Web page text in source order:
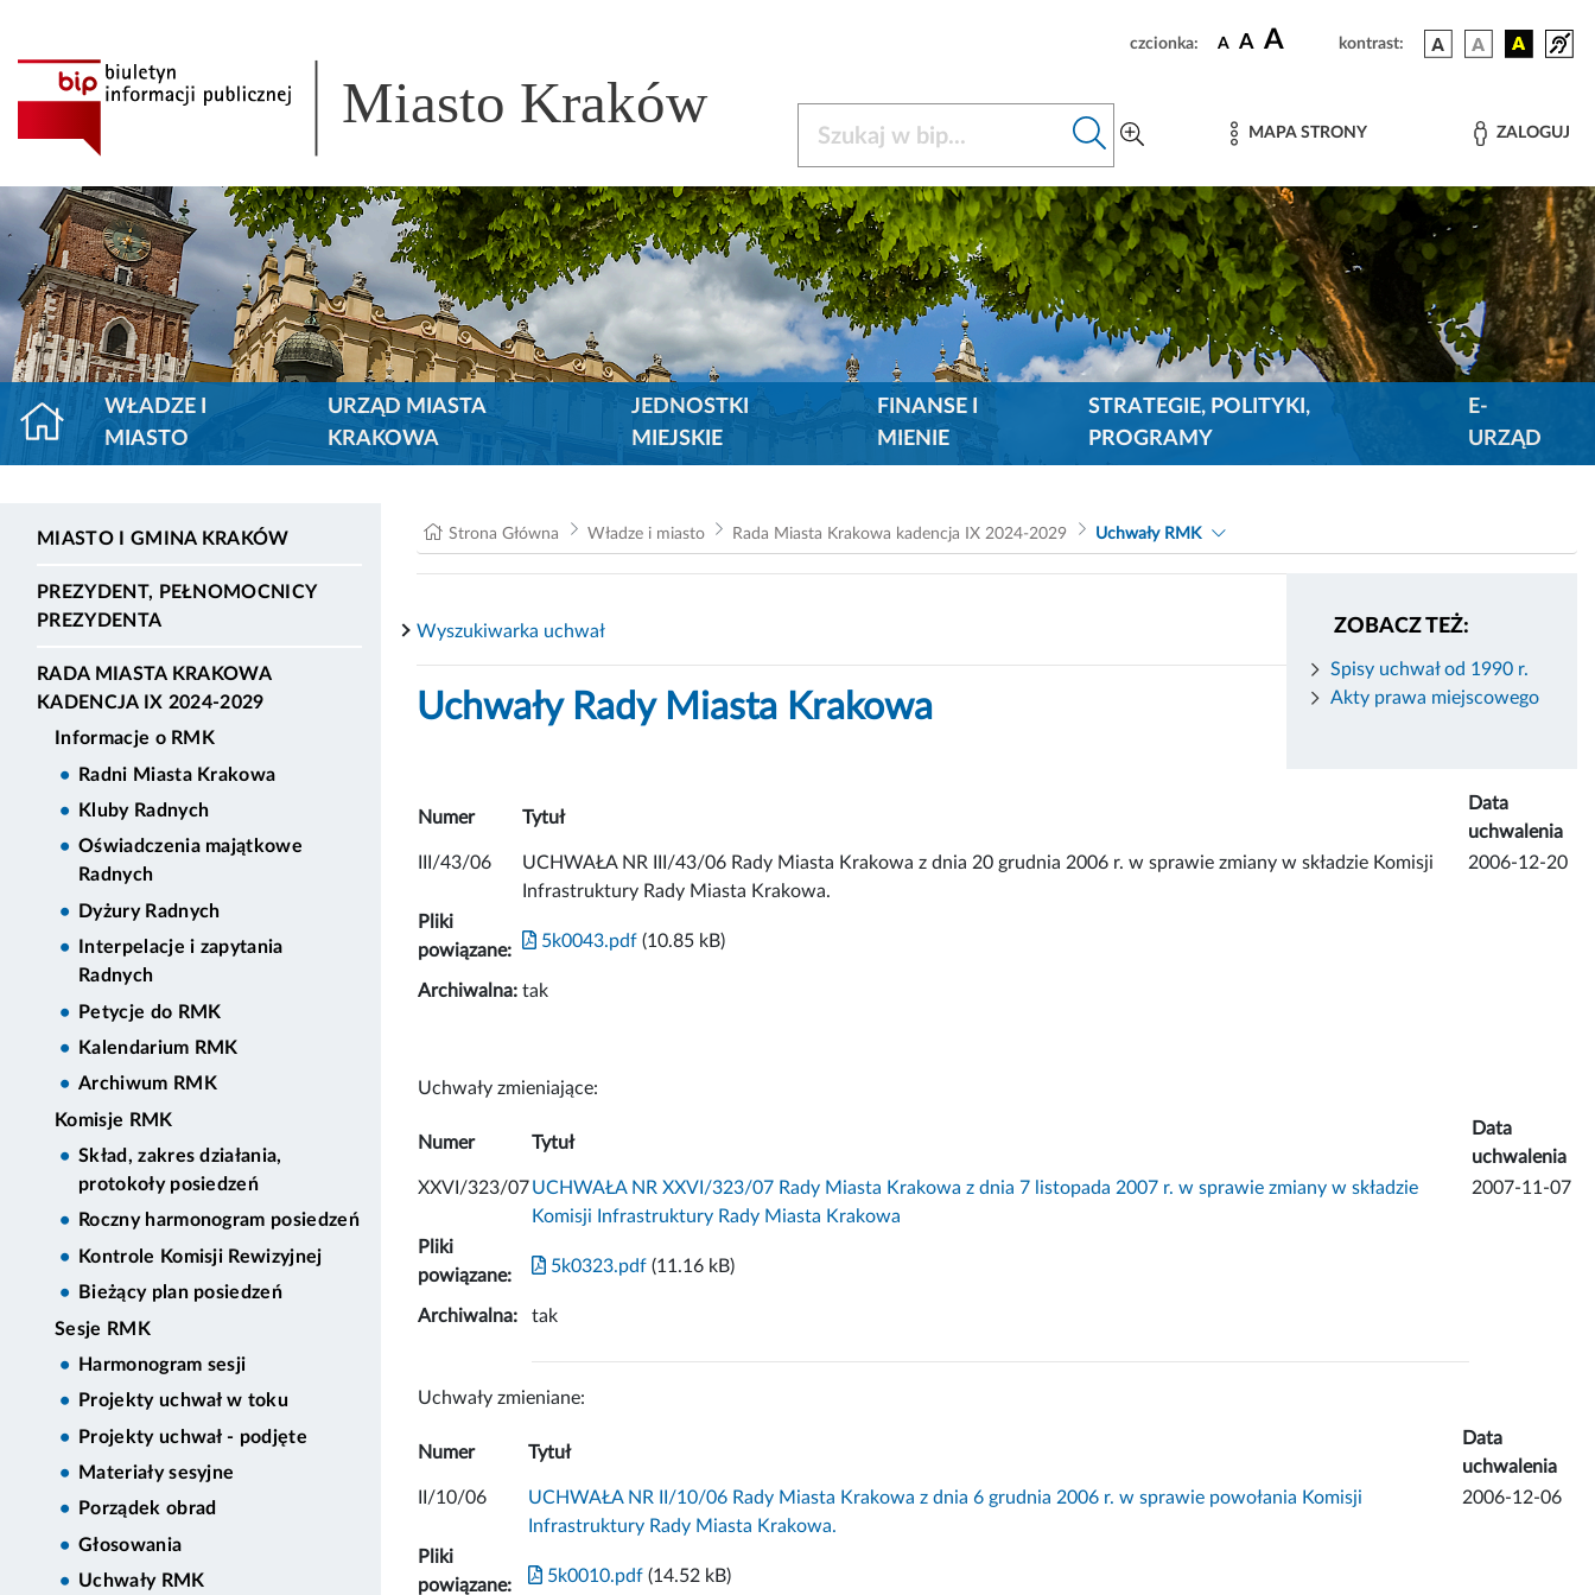
czcionka: A A A kontrast:
Miasto Kraków MAPA STRONY ZALOGUJ
WŁADZE I
MIASTO
URZĄD MIASTA
KRAKOWA
JEDNOSTKI
MIEJSKIE
FINANSE I
MIENIE
STRATEGIE, POLITYKI,
PROGRAMY
E-
URZĄD
MIASTO I GMINA KRAKÓW
PREZYDENT, PEŁNOMOCNICY
PREZYDENTA
RADA MIASTA KRAKOWA
KADENCJA IX 2024-2029
Informacje o RMK
Radni Miasta Krakowa
Kluby Radnych
Oświadczenia majątkowe
Radnych
Dyżury Radnych
Interpelacje i zapytania
Radnych
Petycje do RMK
Kalendarium RMK
Archiwum RMK
Komisje RMK
Skład, zakres działania,
protokoły posiedzeń
Roczny harmonogram posiedzeń
Kontrole Komisji Rewizyjnej
Bieżący plan posiedzeń
Sesje RMK
Harmonogram sesji
Projekty uchwał w toku
Projekty uchwał - podjęte
Materiały sesyjne
Porządek obrad
Głosowania
Uchwały RMK
Strona Główna Władze i miasto Rada Miasta Krakowa kadencja IX 2024-2029 Uchwały RMK
ZOBACZ TEŻ:
Spisy uchwał od 1990 r.
Akty prawa miejscowego
Wyszukiwarka uchwał
Uchwały Rady Miasta Krakowa
Numer Tytuł
Data
uchwalenia
III/43/06
UCHWAŁA NR III/43/06 Rady Miasta Krakowa z dnia 20 grudnia 2006 r. w sprawie zmiany w składzie Komisji
Infrastruktury Rady Miasta Krakowa.
2006-12-20
Pliki
powiązane:
5k0043.pdf (10.85 kB)
Archiwalna: tak
Uchwały zmieniające:
Numer Tytuł
Data
uchwalenia
XXVI/323/07UCHWAŁA NR XXVI/323/07 Rady Miasta Krakowa z dnia 7 listopada 2007 r. w sprawie zmiany w składzie
Komisji Infrastruktury Rady Miasta Krakowa
2007-11-07
Pliki
powiązane:
5k0323.pdf (11.16 kB)
Archiwalna: tak
Uchwały zmieniane:
Numer Tytuł
Data
uchwalenia
II/10/06
UCHWAŁA NR II/10/06 Rady Miasta Krakowa z dnia 6 grudnia 2006 r. w sprawie powołania Komisji
Infrastruktury Rady Miasta Krakowa.
2006-12-06
Pliki
powiązane:
5k0010.pdf (14.52 kB)